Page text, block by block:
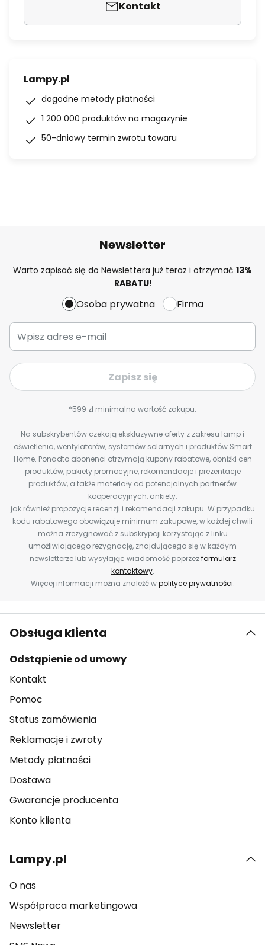
Kontakt
Lampy.pl
dogodne metody płatności
1 200 000 produktów na magazynie
50-dniowy termin zwrotu towaru
Newsletter
Warto zapisać się do Newslettera już teraz i otrzymać 13%
RABATU!
Osoba prywatna Firma
Zapisz się
*599 zł minimalna wartość zakupu.
Na subskrybentów czekają ekskluzywne oferty z zakresu lamp i
oświetlenia, wentylatorów, systemów solarnych i produktów Smart
Home. Ponadto abonenci otrzymają kupony rabatowe, obniżki cen
produktów, pakiety promocyjne, rekomendacje i prezentacje
produktów, a także materiały od potencjalnych partnerów
kooperacyjnych, ankiety,
jak również propozycje recenzji i rekomendacji zakupu. W przypadku
kodu rabatowego obowiązuje minimum zakupowe, w każdej chwili
można zrezygnować z subskrypcji korzystając z linku
umożliwiającego rezygnację, znajdującego się w każdym
newsletterze lub wysyłając wiadomość poprzezformularz
kontaktowy.
Więcej informacji można znaleźć wpolityce prywatności.
Obsługa klienta
Odstąpienie od umowy
Kontakt
Pomoc
Status zamówienia
Reklamacje i zwroty
Metody płatności
Dostawa
Gwarancje producenta
Konto klienta
Lampy.pl
O nas
Współpraca marketingowa
Newsletter